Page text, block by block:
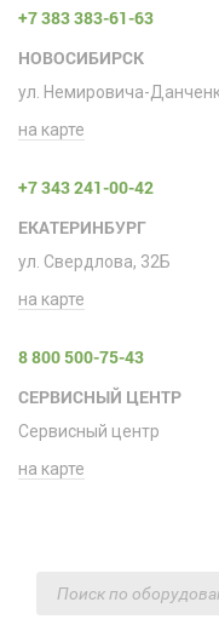
+7 383 383-61-63
НОВОСИБИРСК
ул. Немировича-
на карте
+7 343 241-00-42
ЕКАТЕРИНБУРГ
ул. Свердлова, 32Б
на карте
8 800 500-75-43
СЕРВИСНЫЙ ЦЕНТР
Сервисный центр
на карте